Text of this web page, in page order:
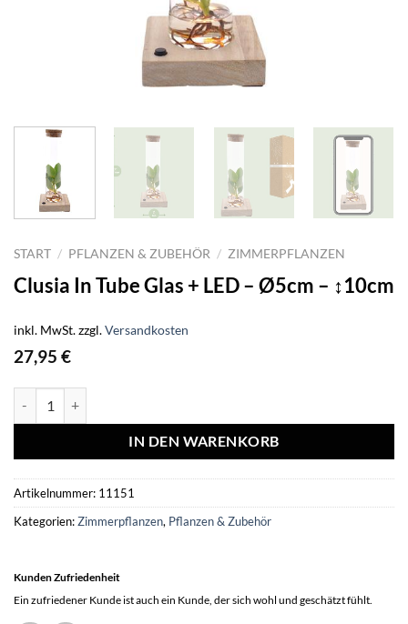
START / PFLANZEN & ZUBEHÖR / ZIMMERPFLANZEN
Clusia In Tube Glas + LED – Ø5cm – ↕10cm
inkl. MwSt.zzgl.Versandkosten
27,95 €
IN DEN WARENKORB
Artikelnummer: 11151
Kategorien:Zimmerpflanzen, Pflanzen & Zubehör
Kunden Zufriedenheit
Ein zufriedener Kunde ist auch ein Kunde, der sich wohl und geschätzt fühlt.